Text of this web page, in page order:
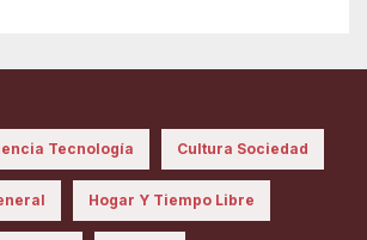
Tecnología Cultura Sociedad
Hogar Y Tiempo Libre